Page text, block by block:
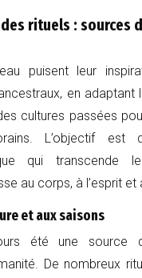
rituels : sources
puisent leur
en adaptant
cultures passées
L’objectif est
qui transcende
au corps, à l’esprit et
et aux saisons
été une source
De nombreux